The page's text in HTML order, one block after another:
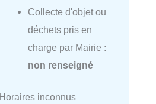
Collecte d'objet ou
déchets pris en
charge par Mairie :
non renseigné
Horaires inconnus